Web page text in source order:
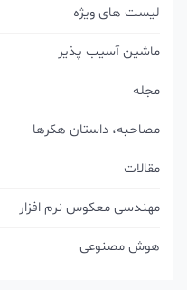
لیست های ویژه
ماشین آسیب پذیر
مصاحبه، داستان هکرها
مقالات
مهندسی معکوس نرم افزار
هوش مصنوعی